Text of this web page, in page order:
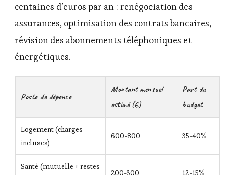
centaines d’euros par an : renégociation des
assurances, optimisation des contrats bancaires,
révision des abonnements téléphoniques et
énergétiques.
Poste de dépense
Montant mensuel
estimé (€)
Part du
budget
Logement (charges
incluses)
600-800 35-40%
Santé (mutuelle + restes
200-300 12-15%